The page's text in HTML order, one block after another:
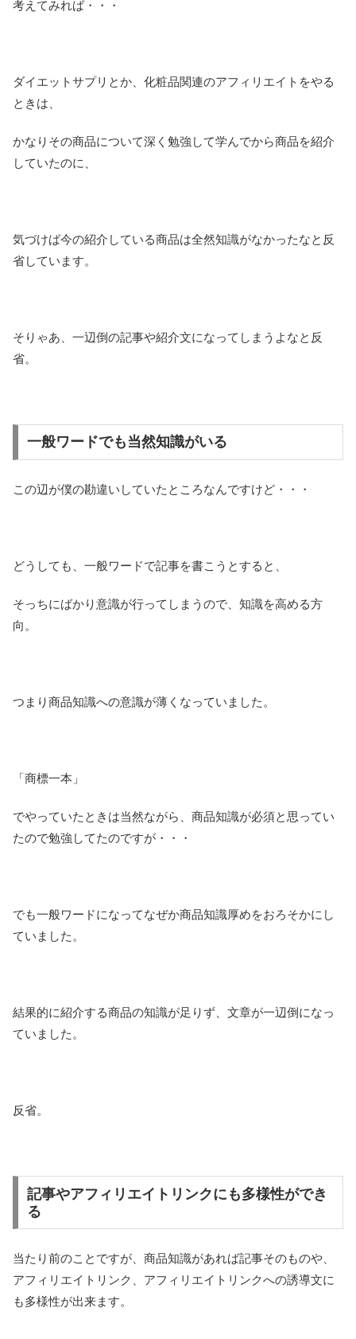
考えてみれば・・・
ダイエットサプリとか、化粧品関連のアフィリエイトをやる
ときは、
かなりその商品について深く勉強して学んでから商品を紹介
していたのに、
気づけば今の紹介している商品は全然知識がなかったなと反
省しています。
そりゃあ、一辺倒の記事や紹介文になってしまうよなと反
省。
一般ワードでも当然知識がいる
この辺が僕の勘違いしていたところなんですけど・・・
どうしても、一般ワードで記事を書こうとすると、
そっちにばかり意識が行ってしまうので、知識を高める方
向。
つまり商品知識への意識が薄くなっていました。
「商標一本」
でやっていたときは当然ながら、商品知識が必須と思ってい
たので勉強してたのですが・・・
でも一般ワードになってなぜか商品知識厚めをおろそかにし
ていました。
結果的に紹介する商品の知識が足りず、文章が一辺倒になっ
ていました。
反省。
記事やアフィリエイトリンクにも多様性ができ
る
当たり前のことですが、商品知識があれば記事そのものや、
アフィリエイトリンク、アフィリエイトリンクへの誘導文に
も多様性が出来ます。